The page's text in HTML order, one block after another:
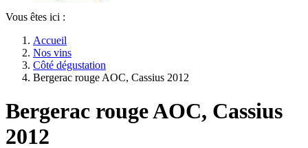
Vous êtes ici :
Accueil
Nos vins
Côté dégustation
Bergerac rouge AOC, Cassius 2012
Bergerac rouge AOC, Cassius
2012